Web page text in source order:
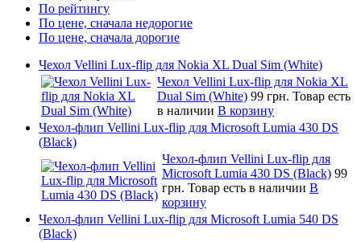
По рейтингу
По цене, сначала недорогие
По цене, сначала дорогие
Чехол Vellini Lux-flip для Nokia XL Dual Sim (White)
Чехол Vellini Lux-flip для Nokia XL
Dual Sim (White) 99 грн. Товар есть
в наличии В корзину
Чехол-флип Vellini Lux-flip для Microsoft Lumia 430 DS
(Black)
Чехол-флип Vellini Lux-flip для
Microsoft Lumia 430 DS (Black) 99
грн. Товар есть в наличии В
корзину
Чехол-флип Vellini Lux-flip для Microsoft Lumia 540 DS
(Black)